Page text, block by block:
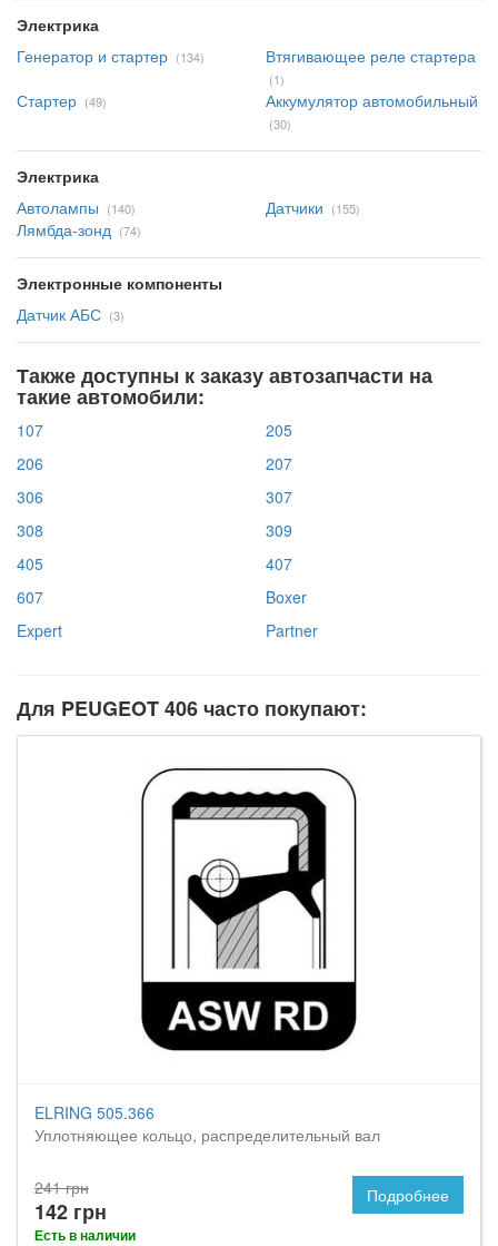
Электрика
Генератор и стартер (134) Втягивающее реле стартера
(1)
Стартер (49) Аккумулятор автомобильный
(30)
Электрика
Автолампы (140) Датчики (155)
Лямбда-зонд (74)
Электронные компоненты
Датчик АБС (3)
Также доступны к заказу автозапчасти на
такие автомобили:
107
205
206
207
306
307
308
309
405
407
607
Boxer
Expert
Partner
Для PEUGEOT 406 часто покупают:
ELRING 505.366
Уплотняющее кольцо, распределительный вал
241 грн
142 грн
Есть в наличии
Подробнее